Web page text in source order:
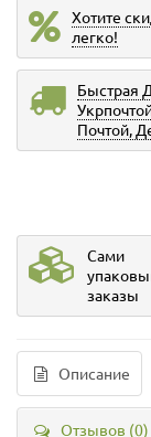
Хотите
легко!
Быстрая
Почтой,
Сами
заказы
Описание
Отзывов (0)